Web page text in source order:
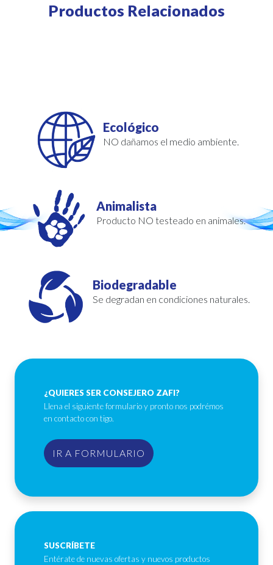
Productos Relacionados
Ecológico
NO dañamos el medio ambiente.
Animalista
Producto NO testeado en animales.
Biodegradable
Se degradan en condiciones naturales.
¿QUIERES SER CONSEJERO ZAFI?
Llena el siguiente formulario y pronto nos podrémos
en contacto con tigo.
IR A FORMULARIO
SUSCRÍBETE
Entérate de nuevas ofertas y nuevos productos